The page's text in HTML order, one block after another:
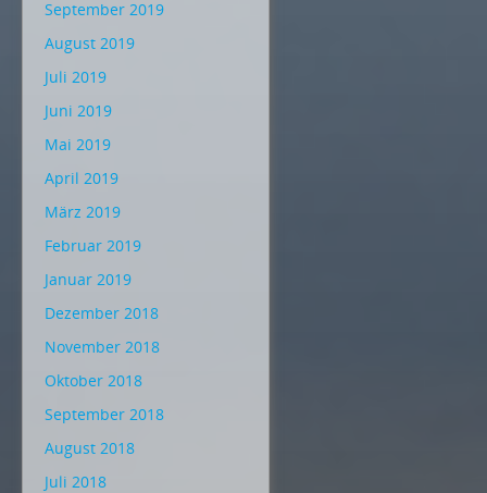
September 2019
August 2019
Juli 2019
Juni 2019
Mai 2019
April 2019
März 2019
Februar 2019
Januar 2019
Dezember 2018
November 2018
Oktober 2018
September 2018
August 2018
Juli 2018